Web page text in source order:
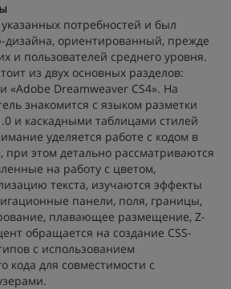
потребностей и был
дизайна, ориентированный, прежде
и пользователей среднего уровня.
из двух основных разделов:
«Adobe Dreamweaver CS4». На
знакомится с языком разметки
и каскадными таблицами стилей
уделяется работе с кодом в
при этом детально рассматриваются
на работу с цветом,
текста, изучаются эффекты
панели, поля, границы,
плавающее размещение, Z-
обращается на создание CSS-
с использованием
кода для совместимости с